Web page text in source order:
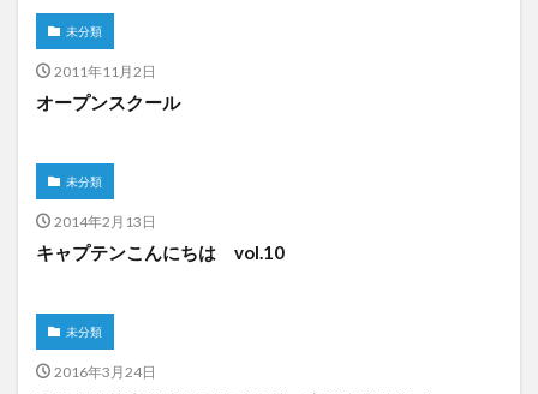
未分類
2011年11月2日
オープンスクール
未分類
2014年2月13日
キャプテンこんにちは vol.10
未分類
2016年3月24日